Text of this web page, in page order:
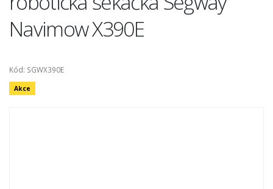
Navimow X390E
Kód: SGWX390E
Akce